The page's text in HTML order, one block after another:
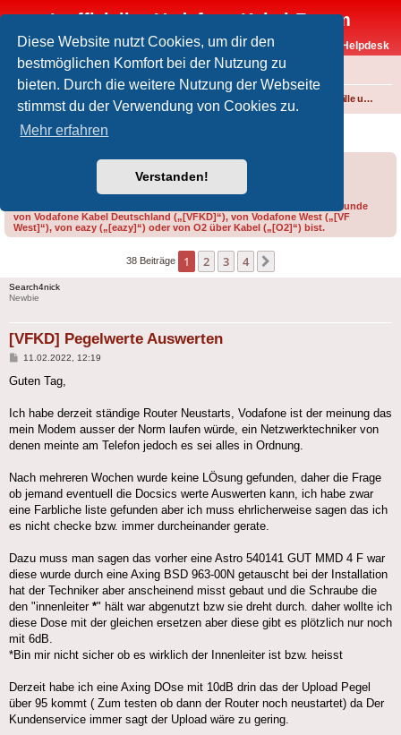
Diese Website nutzt Cookies, um dir den
bestmöglichen Komfort bei der Nutzung zu
bieten. Durch die weitere Nutzung der Webseite
stimmst du der Verwendung von Cookies zu.
Mehr erfahren
Verstanden!
Inoffizielles Vodafone-Kabel-Forum
Vodafone-Kabel-Helpdesk
FAQ
Foren-Übersicht Internet und Telefon über Kabel Störungen, Ausfälle und Speedprobleme
[VFKD] Pegelwerte Auswerten
Bitte gib bei der Erstellung eines Threads im Feld „Präfix“ an, ob du Kunde
von Vodafone Kabel Deutschland („[VFKD]“), von Vodafone West („[VF
West]“), von eazy („[eazy]“) oder von O2 über Kabel („[O2]“) bist.
38 Beiträge 1 2 3 4
Search4nick
Newbie
[VFKD] Pegelwerte Auswerten
Beitrag
11.02.2022, 12:19
Guten Tag,
Ich habe derzeit ständige Router Neustarts, Vodafone ist der meinung das
mein Modem ausser der Norm laufen würde, ein Netzwerktechniker von
denen meinte am Telefon jedoch es sei alles in Ordnung.
Nach mehreren Wochen wurde keine LÖsung gefunden, daher die Frage
ob jemand eventuell die Docsics werte Auswerten kann, ich habe zwar
eine Farbliche liste gefunden aber ich muss ehrlicherweise sagen das ich
es nicht checke bzw. immer durcheinander gerate.
Dazu muss man sagen das vorher eine Astro 540141 GUT MMD 4 F war
diese wurde durch eine Axing BSD 963-00N getauscht bei der Installation
hat der Techniker aber anscheinend misst gebaut und die Schraube die
den "innenleiter*" hält war abgenutzt bzw sie dreht durch. daher wollte ich
diese Dose mit der gleichen ersetzen aber diese gibt es plötzlich nur noch
mit 6dB.
*Bin mir nicht sicher ob es wirklich der Innenleiter ist bzw. heisst
Derzeit habe ich eine Axing DOse mit 10dB drin das der Upload Pegel
über 95 kommt ( Zum testen ob dann der Router noch neustartet) da Der
Kundenservice immer sagt der Upload wäre zu gering.